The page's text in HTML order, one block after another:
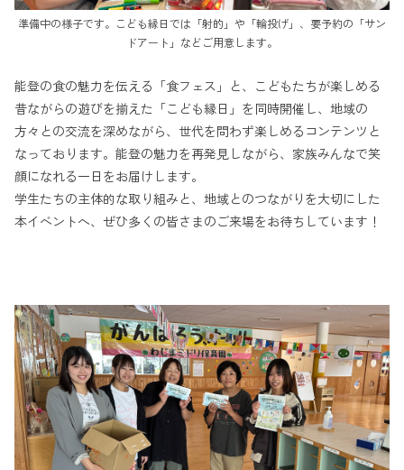
準備中の様子です。こども縁日では「射的」や「輪投げ」、要予約の「サン
ドアート」などご用意します。
能登の食の魅力を伝える「食フェス」と、こどもたちが楽しめる
昔ながらの遊びを揃えた「こども縁日」を同時開催し、地域の
方々との交流を深めながら、世代を問わず楽しめるコンテンツと
なっております。能登の魅力を再発見しながら、家族みんなで笑
顔になれる一日をお届けします。
学生たちの主体的な取り組みと、地域とのつながりを大切にした
本イベントへ、ぜひ多くの皆さまのご来場をお待ちしています！